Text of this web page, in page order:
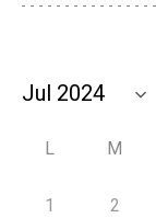
L M
1 2